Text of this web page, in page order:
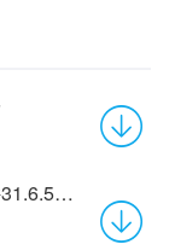
易达物流随车货运单打印软件31.6.5 官方版